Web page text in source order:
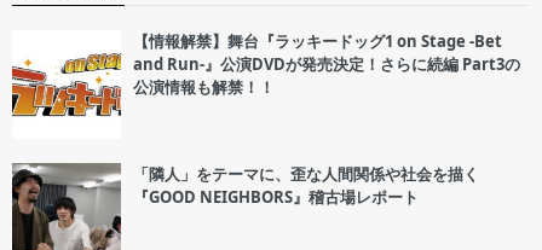
【情報解禁】舞台『ラッキードッグ1 on Stage -Bet
and Run-』公演DVDが発売決定！さらに続編 Part3の
公演情報も解禁！！
「隣人」をテーマに、歪な人間関係や社会を描く
『GOOD NEIGHBORS』稽古場レポート